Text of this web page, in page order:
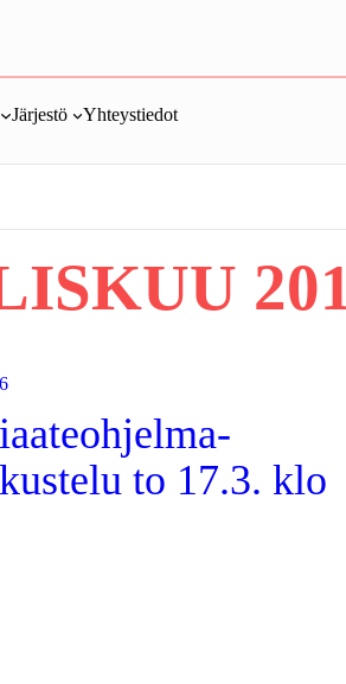
Järjestö Yhteystiedot
to 17.3. klo